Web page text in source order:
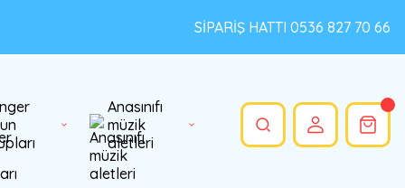
SİPARİŞ HATTI 0536 827 70 66
Anasınıfı
müzik
aletleri